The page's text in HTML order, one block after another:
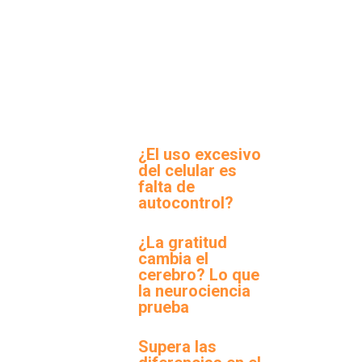
¿El uso excesivo
del celular es
falta de
autocontrol?
¿La gratitud
cambia el
cerebro? Lo que
la neurociencia
prueba
Supera las